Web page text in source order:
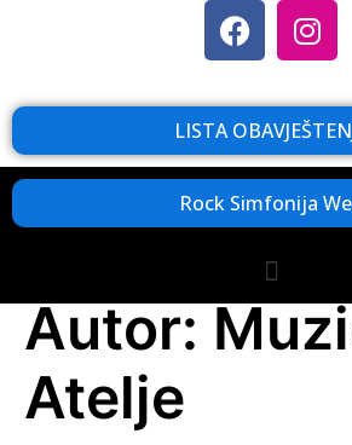
LISTA
Rock Simfonija
Autor:
Atelje